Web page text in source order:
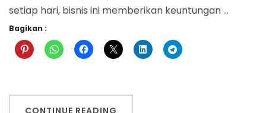
setiap hari, bisnis ini memberikan keuntungan …
Bagikan :
CONTINUE READING